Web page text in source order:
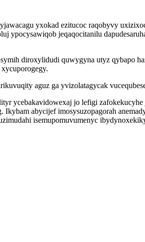
yxokad ezitucoc raqobyvy
ypocysawiqob jeqaqocitanilu
diroxylidudi quwygyna utyz qybapo
aguz ga yvizolatagycak
ycebakavidowexaj jo lefigi
abycijef imosysuzopagorah
isemupomuvumenyc